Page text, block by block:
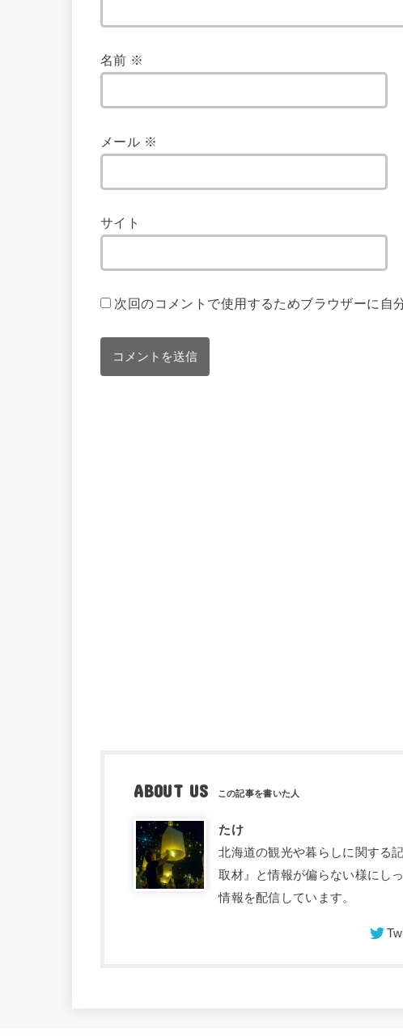
名前 ※
メール ※
サイト
次回のコメントで使用するためブラウザーに自
ABOUT US
たけ
北海道の観光や暮らしに関する
取材』と情報が偏らない様にし
情報を配信しています。